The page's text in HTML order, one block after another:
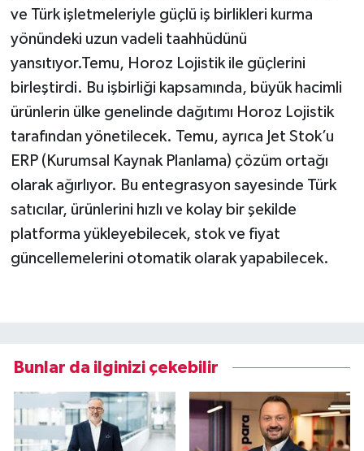
ve Türk işletmeleriyle güçlü iş birlikleri kurma
yönündeki uzun vadeli taahhüdünü
yansıtıyor.Temu, Horoz Lojistik ile güçlerini
birleştirdi. Bu işbirliği kapsamında, büyük hacimli
ürünlerin ülke genelinde dağıtımı Horoz Lojistik
tarafından yönetilecek. Temu, ayrıca Jet Stok’u
ERP (Kurumsal Kaynak Planlama) çözüm ortağı
olarak ağırlıyor. Bu entegrasyon sayesinde Türk
satıcılar, ürünlerini hızlı ve kolay bir şekilde
platforma yükleyebilecek, stok ve fiyat
güncellemelerini otomatik olarak yapabilecek.
Bunlar da ilginizi çekebilir